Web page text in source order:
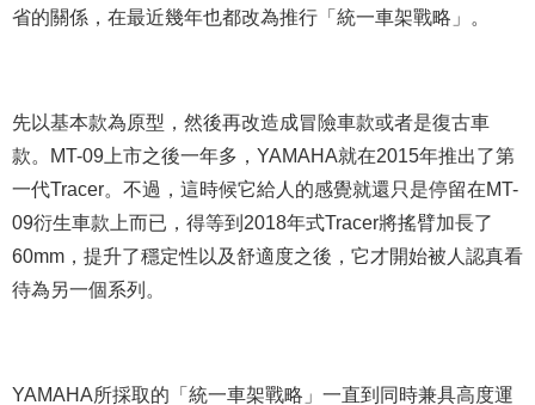
省的關係，在最近幾年也都改為推行「統一車架戰略」。
先以基本款為原型，然後再改造成冒險車款或者是復古車
款。MT-09上市之後一年多，YAMAHA就在2015年推出了第
一代Tracer。不過，這時候它給人的感覺就還只是停留在MT-
09衍生車款上而已，得等到2018年式Tracer將搖臂加長了
60mm，提升了穩定性以及舒適度之後，它才開始被人認真看
待為另一個系列。
YAMAHA所採取的「統一車架戰略」一直到同時兼具高度運